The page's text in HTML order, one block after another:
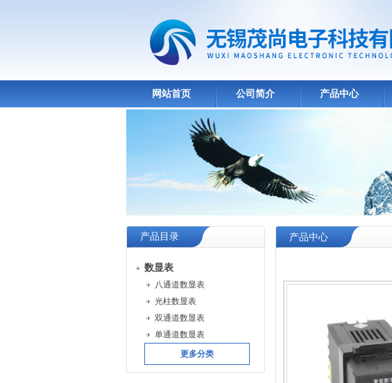
网站首页 公司简介 产品中心
产品目录
数显表
八通道数显表
光柱数显表
双通道数显表
单通道数显表
更多分类
产品中心